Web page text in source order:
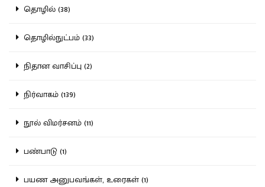
தொழில் (38)
தொழில்நுட்பம் (33)
நிதான வாசிப்பு (2)
நிர்வாகம் (139)
நூல் விமர்சனம் (11)
பண்பாடு (1)
பயண அனுபவங்கள், உரைகள் (1)